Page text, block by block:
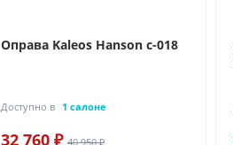
Оправа Kaleos Hanson c-018
Доступно в 1 салоне
32 760 ₽ 40 950 ₽